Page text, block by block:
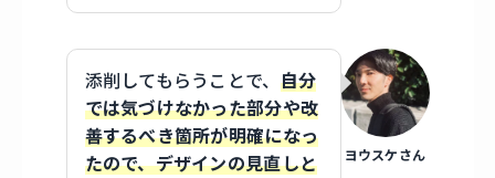
ヨウスケさん
添削してもらうことで、 自分
では気づけなかった部分や改
善するべき箇所が明確になっ
たので、デザインの見直しと